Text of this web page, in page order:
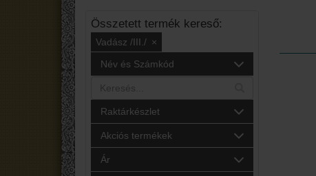
Összetett termék kereső:
Vadász /III./ ×
Név és Számkód
Raktárkészlet
Akciós termékek
Ár